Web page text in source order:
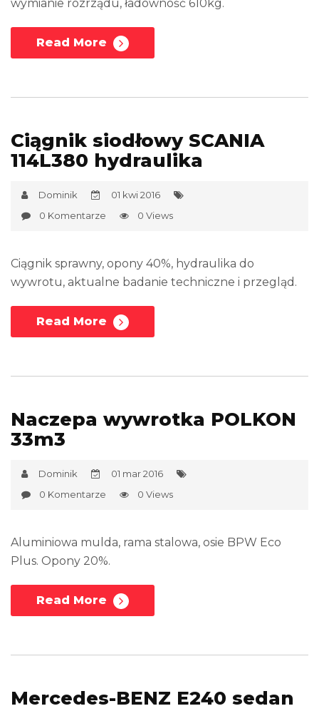
wymianie rozrządu, ładowność 610kg.
Read More
Ciągnik siodłowy SCANIA
114L380 hydraulika
Dominik
01 kwi 2016
0 Komentarze
0 Views
Ciągnik sprawny, opony 40%, hydraulika do
wywrotu, aktualne badanie techniczne i przegląd.
Read More
Naczepa wywrotka POLKON
33m3
Dominik
01 mar 2016
0 Komentarze
0 Views
Aluminiowa mulda, rama stalowa, osie BPW Eco
Plus. Opony 20%.
Read More
Mercedes-BENZ E240 sedan